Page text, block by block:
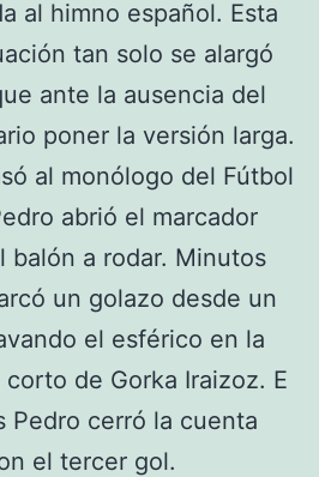
al himno español. Esta
tan solo se alargó
ante la ausencia del
poner la versión larga.
al monólogo del Fútbol
abrió el marcador
balón a rodar. Minutos
un golazo desde un
el esférico en la
de Gorka Iraizoz. E
Pedro cerró la cuenta
el tercer gol.